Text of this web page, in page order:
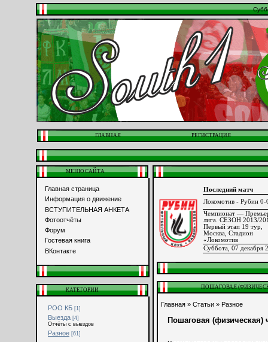
ГЛАВНАЯ РЕГИСТРАЦИЯ
МЕНЮ САЙТА
Главная страница
Информация о движение
ВСТУПИТЕЛЬНАЯ АНКЕТА
Фотоотчёты
Форум
Гостевая книга
ВКонтакте
КАТЕГОРИИ
РОО КБ [1]
Выезда [4]
Отчёты с выездов
Разное [61]
Последний матч
Локомотив - Рубин 0-
Чемпионат —
лига. СЕЗОН 2013/
Первый этап 19 тур,
Москва, Стадион
«Локомотив
Суббота, 07 декабря
ПОШАГОВАЯ
Главная » Статьи » Разное
Пошаговая (физическая)